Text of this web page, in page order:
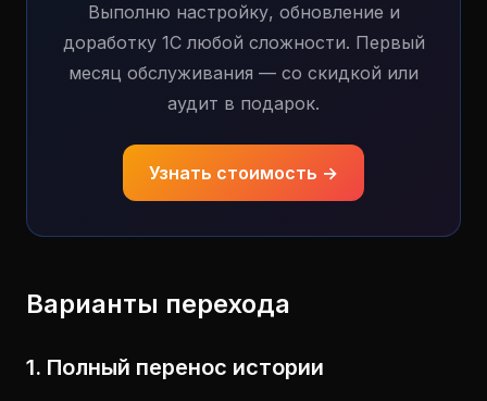
Выполню настройку, обновление и
доработку 1С любой сложности. Первый
месяц обслуживания — со скидкой или
аудит в подарок.
Узнать стоимость →
Варианты перехода
1. Полный перенос истории